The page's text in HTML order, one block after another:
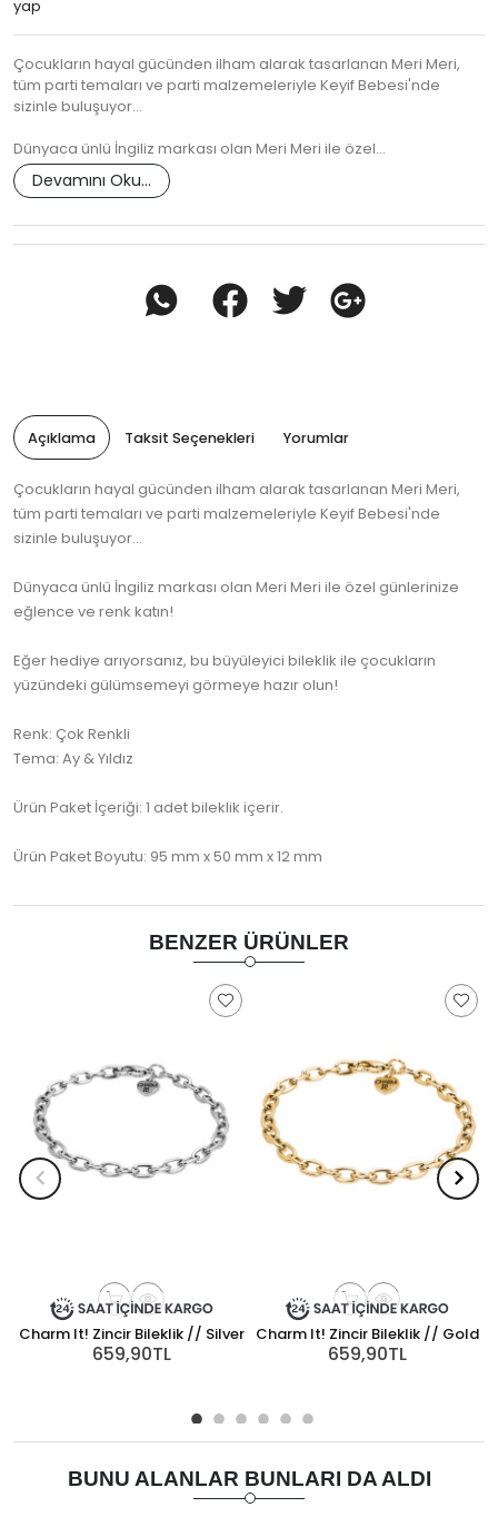
yap
Çocukların hayal gücünden ilham alarak tasarlanan Meri Meri,
tüm parti temaları ve parti malzemeleriyle Keyif Bebesi'nde
sizinle buluşuyor...
Dünyaca ünlü İngiliz markası olan Meri Meri ile özel…
Devamını Oku...
Açıklama Taksit Seçenekleri Yorumlar
Çocukların hayal gücünden ilham alarak tasarlanan Meri Meri,
tüm parti temaları ve parti malzemeleriyle Keyif Bebesi'nde
sizinle buluşuyor...
Dünyaca ünlü İngiliz markası olan Meri Meri ile özel günlerinize
eğlence ve renk katın!
Eğer hediye arıyorsanız, bu büyüleyici bileklik ile çocukların
yüzündeki gülümsemeyi görmeye hazır olun!
Renk: Çok Renkli
Tema: Ay & Yıldız
Ürün Paket İçeriği: 1 adet bileklik içerir.
Ürün Paket Boyutu: 95 mm x 50 mm x 12 mm
BENZER ÜRÜNLER
Charm It! Zincir Bileklik // Silver
659,90TL
Charm It! Zincir Bileklik // Gold
659,90TL
BUNU ALANLAR BUNLARI DA ALDI